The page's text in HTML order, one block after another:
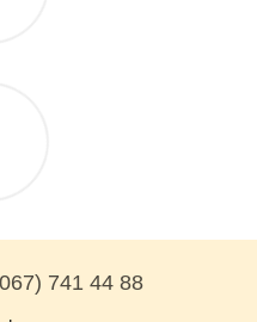
741 44 88